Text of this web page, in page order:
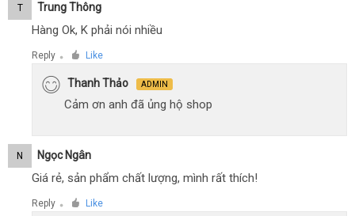
T Trung Thông
Hàng Ok, K phải nói nhiều
Reply ● Like
Thanh Thảo ADMIN
Cảm ơn anh đã ủng hộ shop
N Ngọc Ngân
Giá rẻ, sản phẩm chất lượng, mình rất thích!
Reply ● Like